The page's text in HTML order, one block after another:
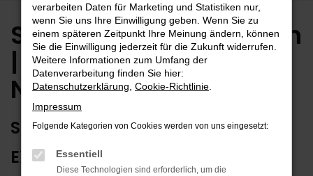
Suzuki Swift Neuwagen
| Lieferservice nach
Nagold
SUZUKI SWIFT NEUWAGEN –
EXTRAKLASSE FÜR NAGOLD
verarbeiten Daten für Marketing und Statistiken nur,
wenn Sie uns Ihre Einwilligung geben. Wenn Sie zu
einem späteren Zeitpunkt Ihre Meinung ändern, können
Sie die Einwilligung jederzeit für die Zukunft widerrufen.
Weitere Informationen zum Umfang der
Datenverarbeitung finden Sie hier:
Datenschutzerklärung Cookie-Richtlinie
Impressum
Folgende Kategorien von Cookies werden von uns eingesetzt:
Essentiell
Diese Technologien sind erforderlich, um die